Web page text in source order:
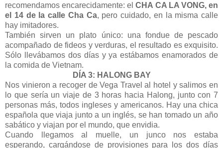
recomendamos encarecidamente: elCHA CA LA VONG, en
el 14 de la calle Cha Ca, pero cuidado, en la misma calle
hay imitadores.
También sirven un plato único: una fondue de pescado
acompañado de fideos y verduras, el resultado es exquisito.
Sólo llevábamos dos días y ya estábamos enamorados de
la comida de Vietnam.
DÍA 3: HALONG BAY
Nos vinieron a recoger de Vega Travel al hotel y salimos en
lo que sería un viaje de 3 horas hacia Halong, junto con 7
personas más, todos ingleses y americanos. Hay una chica
española que viaja junto a un inglés, se han tomado un año
sabático y viajan por el mundo, que envidia.
Cuando llegamos al muelle, un junco nos estaba
esperando, cargándose de provisiones para los dos días